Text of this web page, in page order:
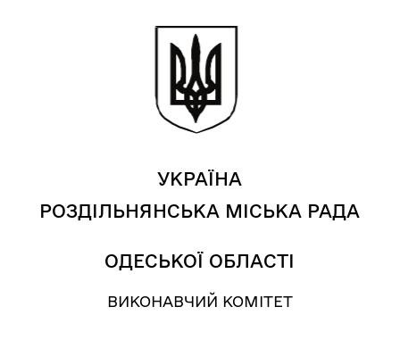
УКРАЇНА
РОЗДІЛЬНЯНСЬКА МІСЬКА РАДА
ОДЕСЬКОЇ ОБЛАСТІ
ВИКОНАВЧИЙ КОМІТЕТ